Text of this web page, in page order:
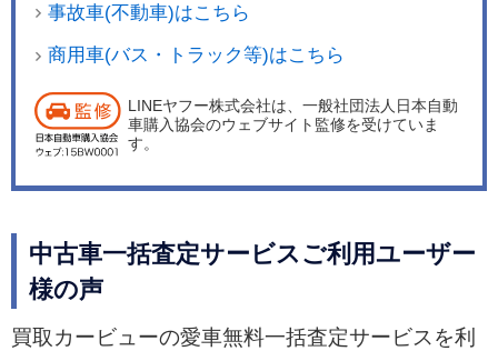
事故車(不動車)はこちら
商用車(バス・トラック等)はこちら
LINEヤフー株式会社は、一般社団法人日本自動
車購入協会のウェブサイト監修を受けていま
す。
中古車一括査定サービスご利用ユーザー
様の声
買取カービューの愛車無料一括査定サービスを利